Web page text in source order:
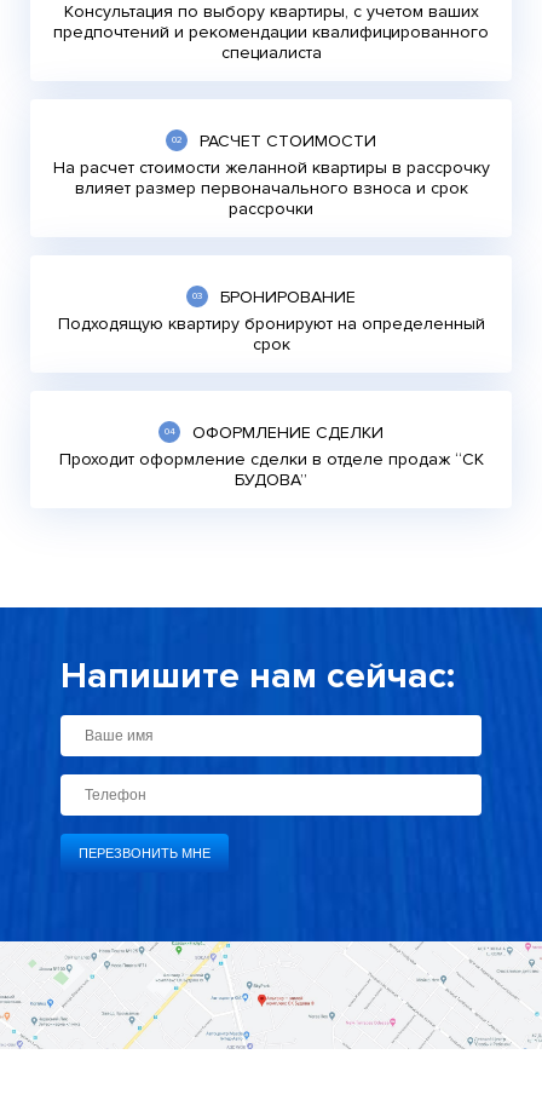
Консультация по выбору квартиры, с учетом ваших
предпочтений и рекомендации квалифицированного
специалиста
РАСЧЕТ СТОИМОСТИ
На расчет стоимости желанной квартиры в рассрочку
влияет размер первоначального взноса и срок
рассрочки
БРОНИРОВАНИЕ
Подходящую квартиру бронируют на определенный
срок
ОФОРМЛЕНИЕ СДЕЛКИ
Проходит оформление сделки в отделе продаж “СК
БУДОВА”
Напишите нам сейчас: